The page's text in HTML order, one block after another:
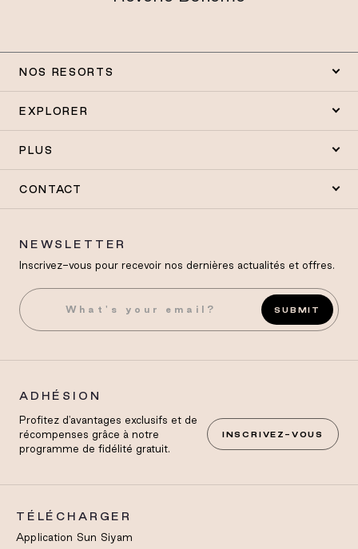
NOS RESORTS
EXPLORER
PLUS
CONTACT
NEWSLETTER
Inscrivez-vous pour recevoir nos dernières actualités et offres.
SUBMIT
ADHÉSION
Profitez d'avantages exclusifs et de
récompenses grâce à notre
programme de fidélité gratuit.
INSCRIVEZ-VOUS
TÉLÉCHARGER
Application Sun Siyam